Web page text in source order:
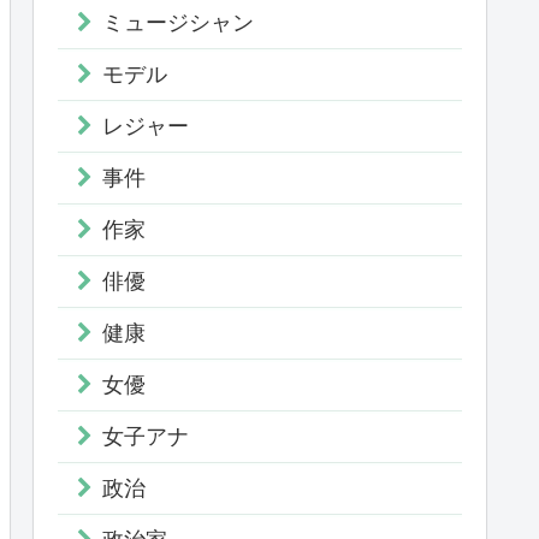
ミュージシャン
モデル
レジャー
事件
作家
俳優
健康
女優
女子アナ
政治